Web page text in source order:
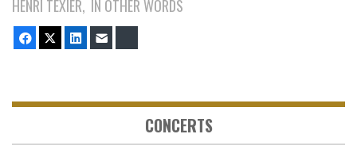
HENRI TEXIER IN OTHER WORDS
FacebookTwitterLinkedIn
CONCERTS